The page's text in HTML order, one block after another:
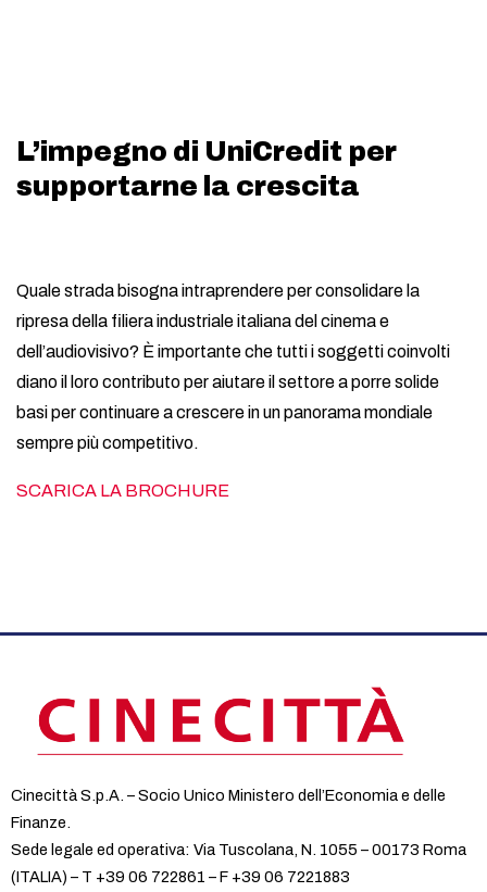
L’impegno di UniCredit per
supportarne la crescita
Quale strada bisogna intraprendere per consolidare la
ripresa della filiera industriale italiana del cinema e
dell’audiovisivo? È importante che tutti i soggetti coinvolti
diano il loro contributo per aiutare il settore a porre solide
basi per continuare a crescere in un panorama mondiale
sempre più competitivo.
SCARICA LA BROCHURE
Cinecittà S.p.A. – Socio Unico Ministero dell’Economia e delle
Finanze.
Sede legale ed operativa: Via Tuscolana, N. 1055 – 00173 Roma
(ITALIA) – T +39 06 722861 – F +39 06 7221883